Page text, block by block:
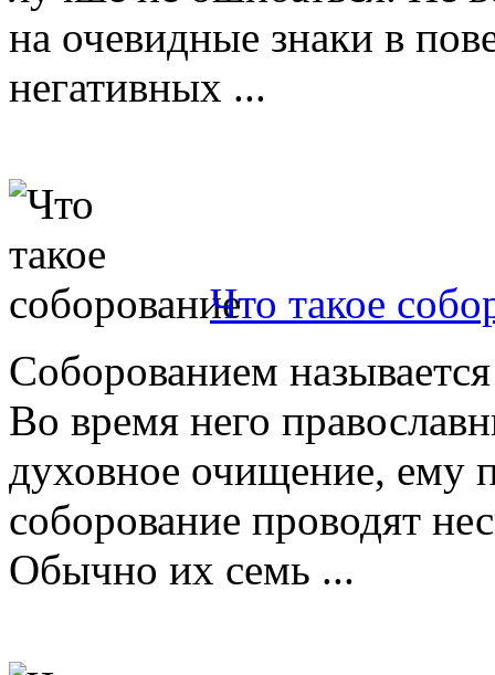
на очевидные знаки в
негативных ...
Что такое
Соборованием
Во время него
духовное очищение, ему
соборование проводят
Обычно их семь ...